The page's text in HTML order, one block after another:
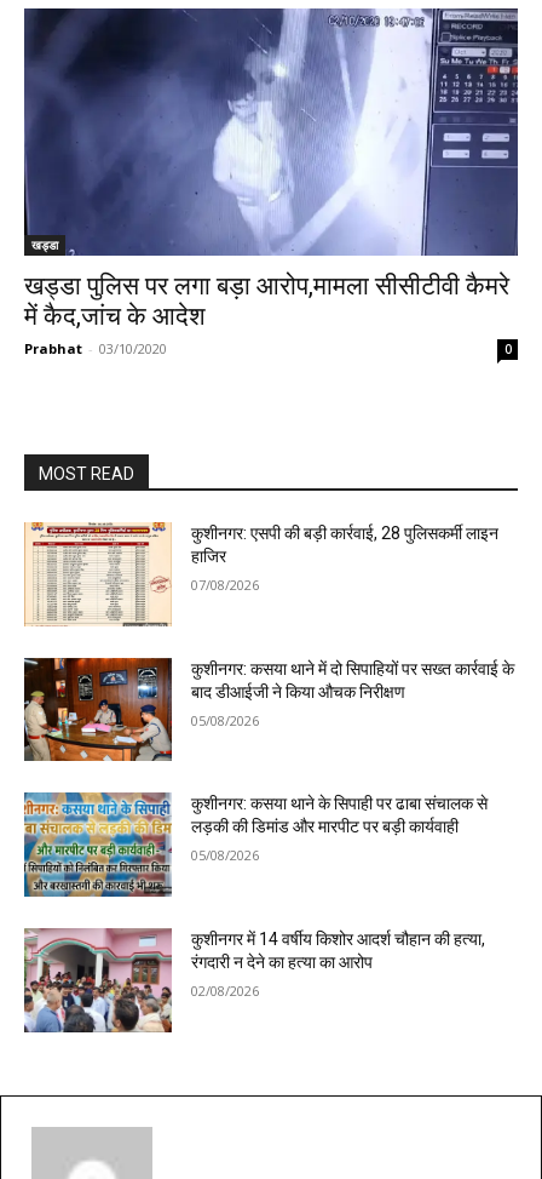
खड्डा
खड्डा पुलिस पर लगा बड़ा आरोप,मामला सीसीटीवी कैमरे
में कैद,जांच के आदेश
Prabhat - 03/10/2020 0
MOST READ
कुशीनगर: एसपी की बड़ी कार्रवाई, 28 पुलिसकर्मी लाइन
हाजिर
07/08/2026
कुशीनगर: कसया थाने में दो सिपाहियों पर सख्त कार्रवाई के
बाद डीआईजी ने किया औचक निरीक्षण
05/08/2026
कुशीनगर: कसया थाने के सिपाही पर ढाबा संचालक से
लड़की की डिमांड और मारपीट पर बड़ी कार्यवाही
05/08/2026
कुशीनगर में 14 वर्षीय किशोर आदर्श चौहान की हत्या,
रंगदारी न देने का हत्या का आरोप
02/08/2026